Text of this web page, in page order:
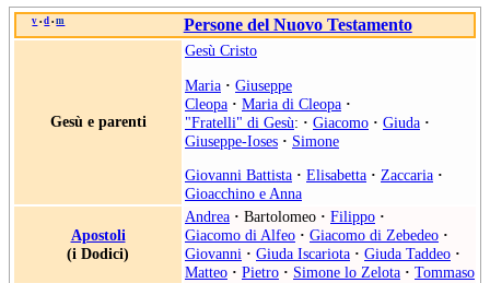
v • d • m Persone del Nuovo Testamento
Gesù e parenti
Gesù Cristo
Maria · Giuseppe
Cleopa · Maria di Cleopa ·
"Fratelli" di Gesù: · Giacomo · Giuda ·
Giuseppe-Ioses · Simone
Giovanni Battista · Elisabetta · Zaccaria ·
Gioacchino e Anna
Apostoli
(i Dodici)
Andrea · Bartolomeo · Filippo ·
Giacomo di Alfeo · Giacomo di Zebedeo ·
Giovanni · Giuda Iscariota · Giuda Taddeo ·
Matteo · Pietro · Simone lo Zelota · Tommaso